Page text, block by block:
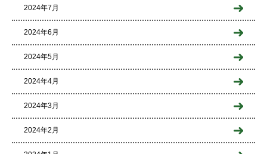
2024年7月
2024年6月
2024年5月
2024年4月
2024年3月
2024年2月